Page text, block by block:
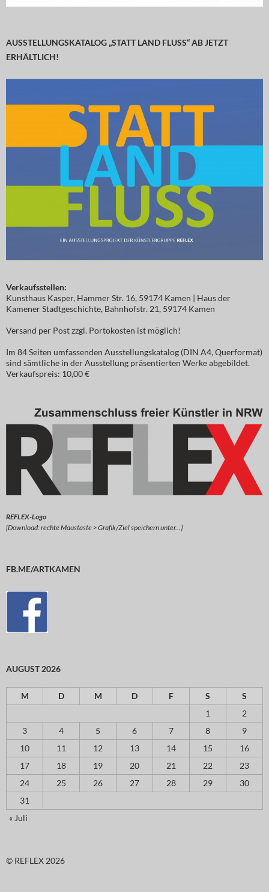
AUSSTELLUNGSKATALOG „STATT LAND FLUSS“ AB JETZT
ERHÄLTLICH!
Verkaufsstellen:
Kunsthaus Kasper, Hammer Str. 16, 59174 Kamen | Haus der
Kamener Stadtgeschichte, Bahnhofstr. 21, 59174 Kamen
Versand per Post zzgl. Portokosten ist möglich!
Im 84 Seiten umfassenden Ausstellungskatalog (DIN A4, Querformat)
sind sämtliche in der Ausstellung präsentierten Werke abgebildet.
Verkaufspreis: 10,00 €
REFLEX-Logo
[Download: rechte Maustaste > Grafik/Ziel speichern unter…]
FB.ME/ARTKAMEN
AUGUST 2026
M D M D F S
S
1
2
3
4 5 6 7 8
9
10
11 12 13 14 15
16
17
18 19 20 21 22
23
24
25 26 27 28 29
30
31
« Juli
© REFLEX 2026